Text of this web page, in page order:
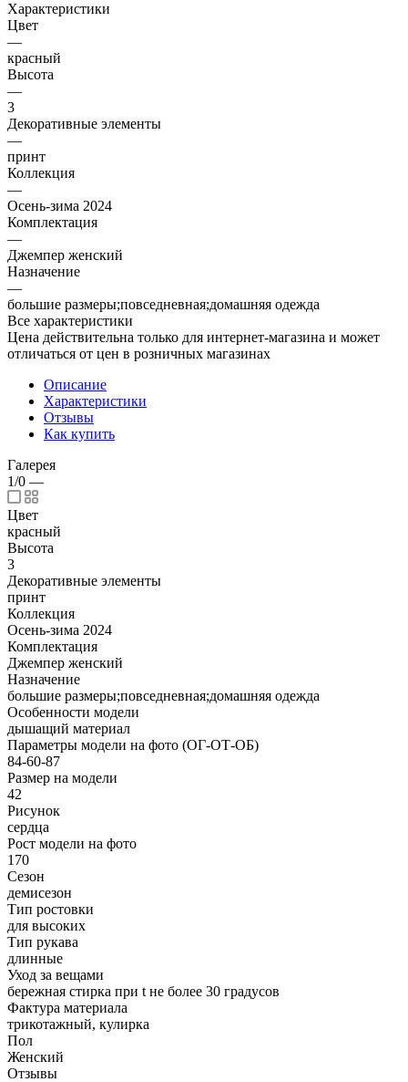
Характеристики
Цвет
—
красный
Высота
—
3
Декоративные элементы
—
принт
Коллекция
—
Осень-зима 2024
Комплектация
—
Джемпер женский
Назначение
—
большие размеры;повседневная;домашняя одежда
Все характеристики
Цена действительна только для интернет-магазина и может
отличаться от цен в розничных магазинах
Описание
Характеристики
Отзывы
Как купить
Галерея
1/0 —
Цвет
красный
Высота
3
Декоративные элементы
принт
Коллекция
Осень-зима 2024
Комплектация
Джемпер женский
Назначение
большие размеры;повседневная;домашняя одежда
Особенности модели
дышащий материал
Параметры модели на фото (ОГ-ОТ-ОБ)
84-60-87
Размер на модели
42
Рисунок
сердца
Рост модели на фото
170
Сезон
демисезон
Тип ростовки
для высоких
Тип рукава
длинные
Уход за вещами
бережная стирка при t не более 30 градусов
Фактура материала
трикотажный, кулирка
Пол
Женский
Отзывы